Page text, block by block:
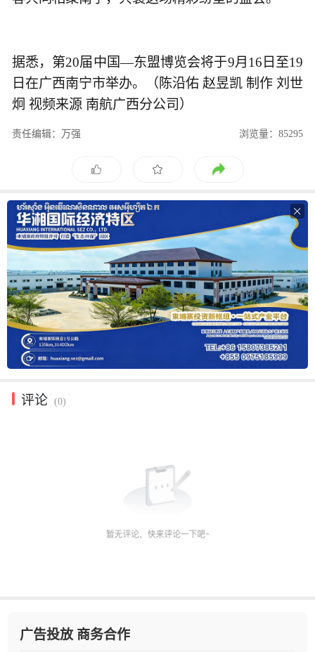
据悉，第20届中国—东盟博览会将于9月16日至19
日在广西南宁市举办。（陈沿佑 赵昱凯 制作 刘世
炯 视频来源 南航广西分公司）
责任编辑：万强 浏览量：85295

评论 (0)
广告投放 商务合作